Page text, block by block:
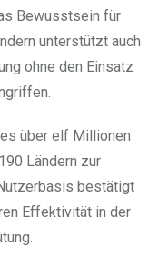
Bewusstsein für
unterstützt auch
ohne den Einsatz
über elf Millionen
Ländern zur
bestätigt
Effektivität in der